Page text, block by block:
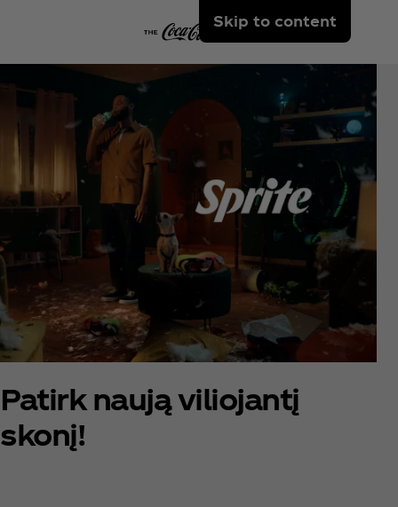
Skip to content
Patirk naują viliojantį
skonį! ​